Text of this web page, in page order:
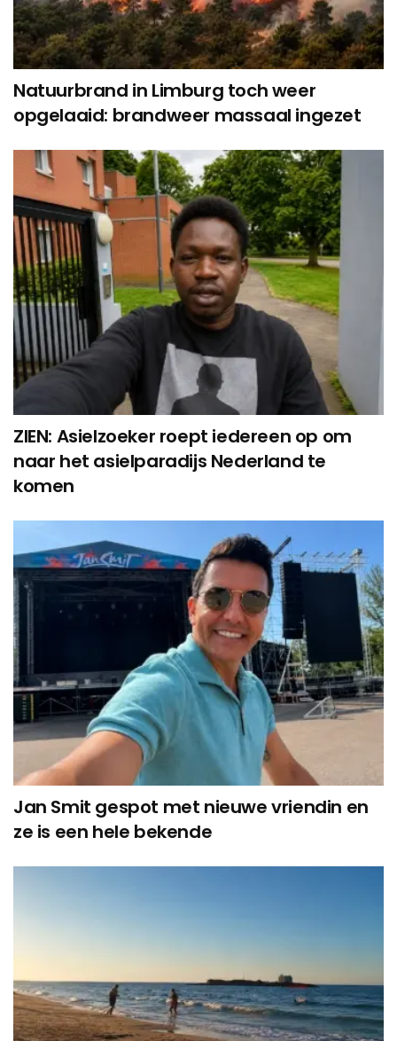
Natuurbrand in Limburg toch weer
opgelaaid: brandweer massaal ingezet
ZIEN: Asielzoeker roept iedereen op om
naar het asielparadijs Nederland te
komen
Jan Smit gespot met nieuwe vriendin en
ze is een hele bekende